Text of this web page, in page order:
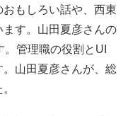
もしろい話や、西東
す。山田夏彦さんの
管理職の役割とUI
山田夏彦さんが、総